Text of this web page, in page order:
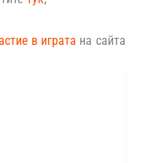
в играта на сайта